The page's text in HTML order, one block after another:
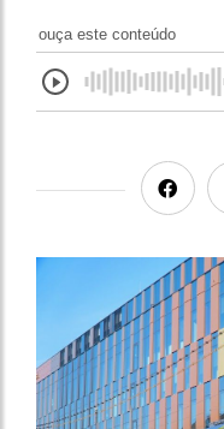
ouça este conteúdo